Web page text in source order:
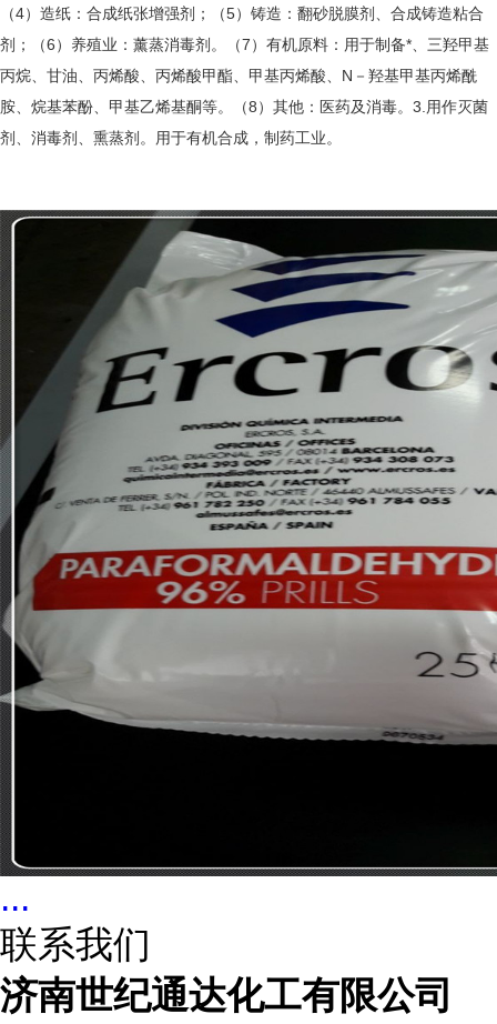
（4）造纸：合成纸张增强剂；（5）铸造：翻砂脱膜剂、合成铸造粘合
剂；（6）养殖业：薰蒸消毒剂。（7）有机原料：用于制备*、三羟甲基
丙烷、甘油、丙烯酸、 丙烯酸甲酯 甲基丙烯酸 、N－羟基甲基丙烯酰
胺、烷基苯酚、甲基乙烯基酮等。（8）其他：医药及消毒。3.用作灭菌
剂、 消毒剂 、熏蒸剂。用于有机合成，制药工业。
...
联系我们
济南世纪通达化工有限公司